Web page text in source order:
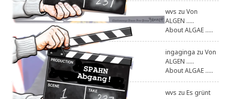
wvs zuVon
ALGEN .....
About ALGAE .....
ingaginga zuVon
ALGEN .....
About ALGAE .....
wvs zuEs grünt